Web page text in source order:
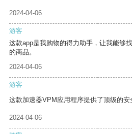
2024-04-06
游客
这款app是我购物的得力助手，让我能够
的商品。
2024-04-06
游客
这款加速器VPM应用程序提供了顶级的安
2024-04-06